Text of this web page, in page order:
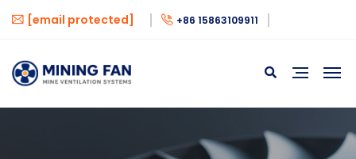
[email protected] +86 15863109911